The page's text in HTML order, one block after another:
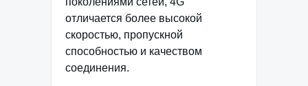
отличается более высокой
скоростью, пропускной
способностью и качеством
соединения.